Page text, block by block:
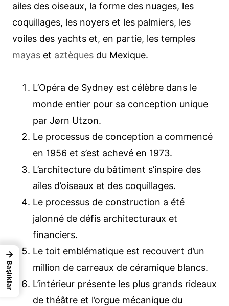
ailes des oiseaux, la forme des nuages, les
coquillages, les noyers et les palmiers, les
voiles des yachts et, en partie, les temples
mayas et aztèques du Mexique.
L’Opéra de Sydney est célèbre dans le
monde entier pour sa conception unique
par Jørn Utzon.
Le processus de conception a commencé
en 1956 et s’est achevé en 1973.
L’architecture du bâtiment s’inspire des
ailes d’oiseaux et des coquillages.
Le processus de construction a été
jalonné de défis architecturaux et
financiers.
Le toit emblématique est recouvert d’un
million de carreaux de céramique blancs.
L’intérieur présente les plus grands rideaux
de théâtre et l’orgue mécanique du
→
Başlıklar